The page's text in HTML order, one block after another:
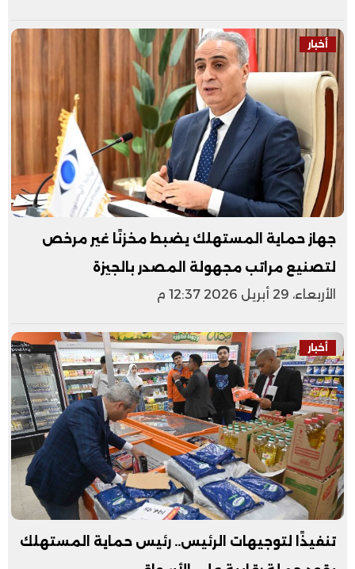
أخبار
جهاز حماية المستهلك يضبط مخزنًا غير مرخص
لتصنيع مراتب مجهولة المصدر بالجيزة
الأربعاء، 29 أبريل 2026 12:37 م
أخبار
تنفيذًا لتوجيهات الرئيس.. رئيس حماية المستهلك